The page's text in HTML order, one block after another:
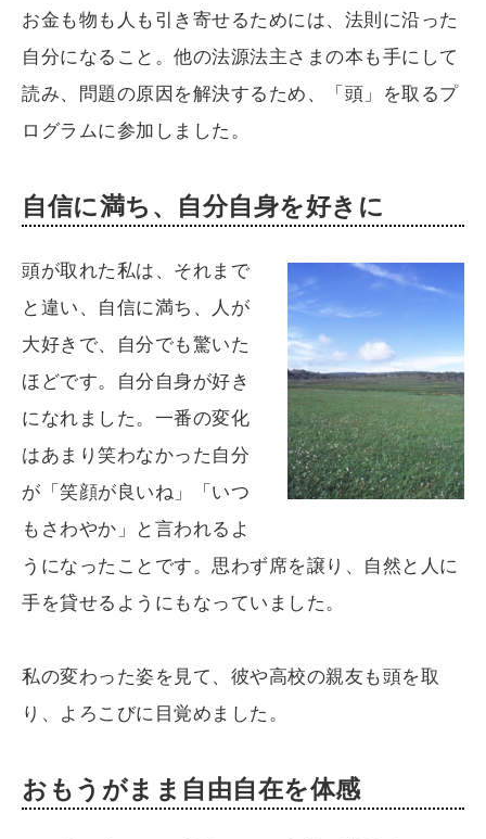
お金も物も人も引き寄せるためには、法則に沿った
自分になること。他の法源法主さまの本も手にして
読み、問題の原因を解決するため、「頭」を取るプ
ログラムに参加しました。
自信に満ち、自分自身を好きに
頭が取れた私は、それまで
と違い、自信に満ち、人が
大好きで、自分でも驚いた
ほどです。自分自身が好き
になれました。一番の変化
はあまり笑わなかった自分
が「笑顔が良いね」「いつ
もさわやか」と言われるよ
うになったことです。思わず席を譲り、自然と人に
手を貸せるようにもなっていました。
私の変わった姿を見て、彼や高校の親友も頭を取
り、よろこびに目覚めました。
おもうがまま自由自在を体感